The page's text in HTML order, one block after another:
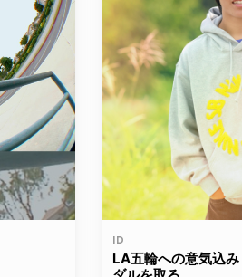
ID
LA五輪への意気込